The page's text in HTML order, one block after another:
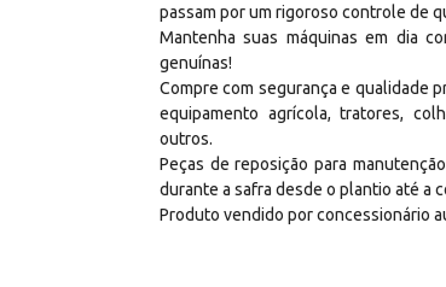
passam por um rigoroso controle de
Mantenha suas máquinas em dia
genuínas!
Compre com segurança e qualidade
equipamento agrícola, tratores,
outros.
Peças de reposição para
durante a safra desde o plantio até a
Produto vendido por concessionário